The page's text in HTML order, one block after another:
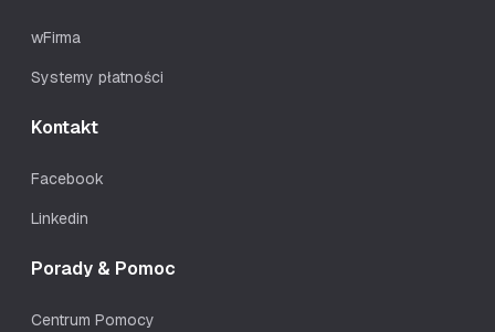
wFirma
Systemy płatności
Kontakt
Facebook
Linkedin
Porady & Pomoc
Centrum Pomocy